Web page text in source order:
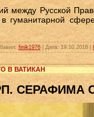
между Русской
в гуманитарной
finik1976 Дата: 19.10.2016
В ВАТИКАН
СЕРАФИМА